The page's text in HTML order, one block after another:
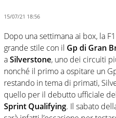
15/07/21 18:56
Dopo una settimana ai box, la
grande stile con il Gp di Gran
aSilverstone, uno dei circuiti
nonché il primo a ospitare un
restando in tema di primati,
quello per il debutto ufficiale
Sprint Qualifying. Il sabato